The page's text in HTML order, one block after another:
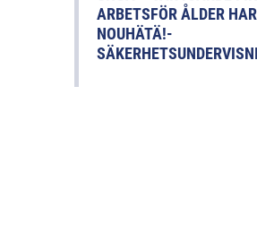
ARBETSFÖR ÅLDER
NOUHÄTÄ!-